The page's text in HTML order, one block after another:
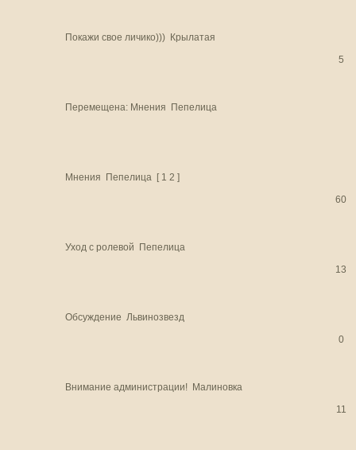
Покажи свое личико))) Крылатая
5
Перемещена: Мнения Пепелица
Мнения Пепелица [ 1 2 ]
60
Уход с ролевой Пепелица
13
Обсуждение Львинозвезд
0
Внимание администрации! Малиновка
11